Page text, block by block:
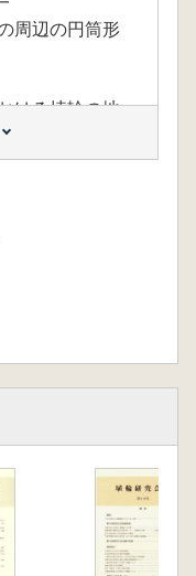
周辺の円筒形
ける埴輪の地
円筒埴輪
人物埴輪
立博物館所